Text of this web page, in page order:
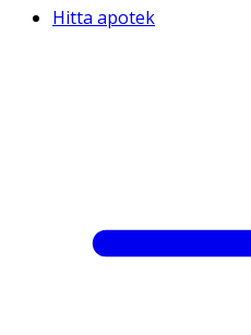
Hitta apotek